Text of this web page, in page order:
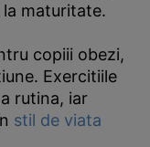
maturitate.
copiii obezi,
Exercitiile
rutina, iar
stil de viata